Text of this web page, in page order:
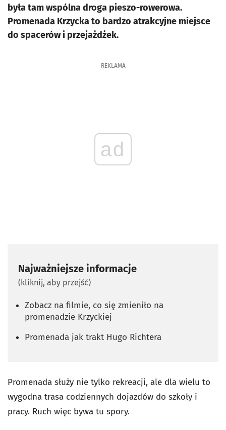
była tam wspólna droga pieszo-rowerowa.
Promenada Krzycka to bardzo atrakcyjne miejsce
do spacerów i przejażdżek.
REKLAMA
ad
Najważniejsze informacje
(kliknij, aby przejść)
Zobacz na filmie, co się zmieniło na
promenadzie Krzyckiej
Promenada jak trakt Hugo Richtera
Promenada służy nie tylko rekreacji, ale dla wielu to
wygodna trasa codziennych dojazdów do szkoły i
pracy. Ruch więc bywa tu spory.